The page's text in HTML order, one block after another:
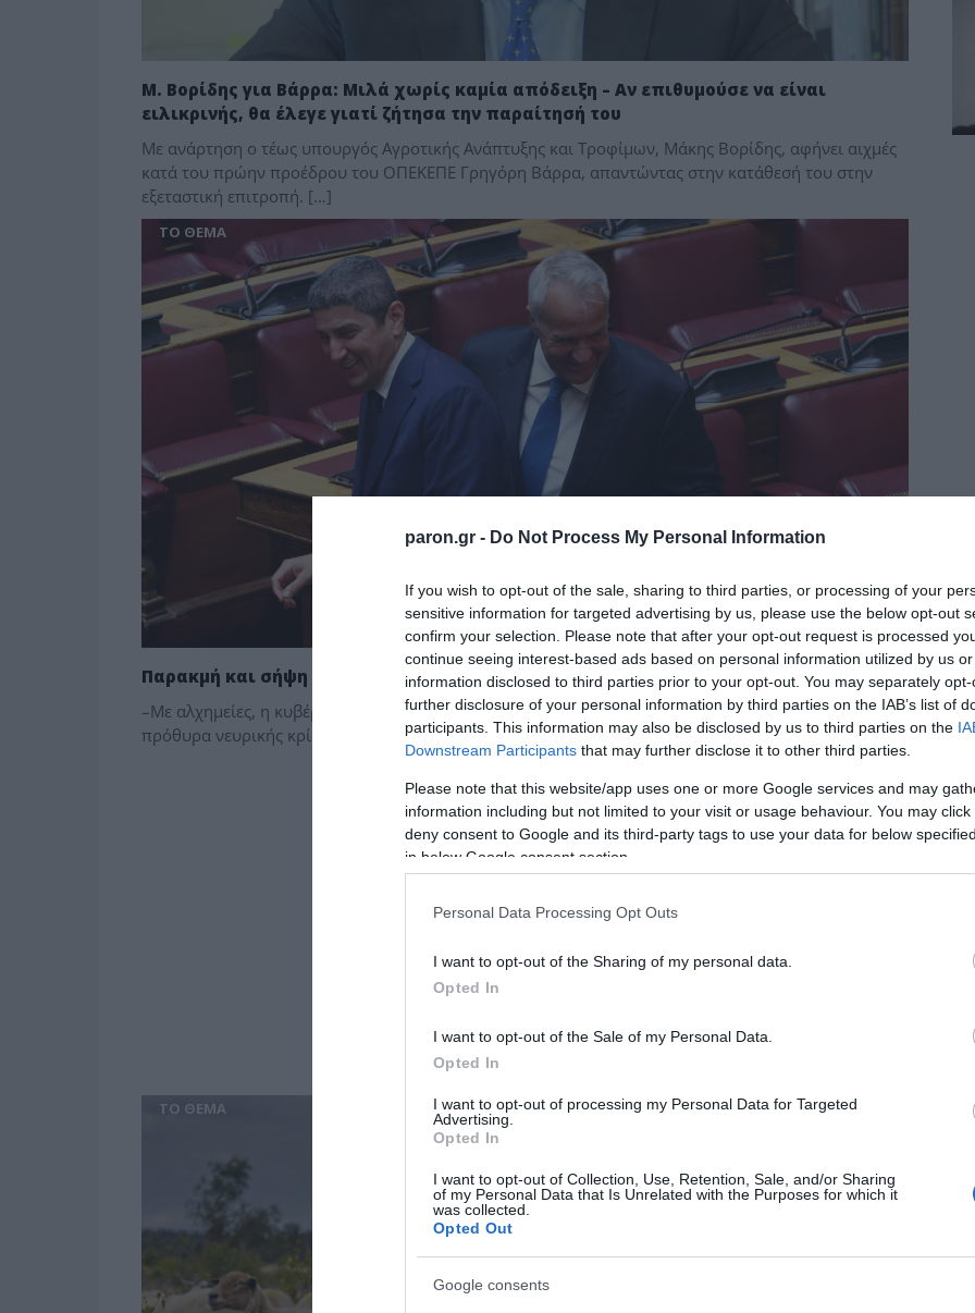
paron.gr - Do Not Process My Personal Information
If you wish to opt-out of the sale, sharing to third parties, or processing of your
sensitive information for targeted advertising by us, please use the below opt-out
confirm your selection. Please note that after your opt-out request is processed
continue seeing interest-based ads based on personal information utilized by us
information disclosed to third parties prior to your opt-out. You may separately
further disclosure of your personal information by third parties on the IAB’s list of
participants. This information may also be disclosed by us to third parties on the
Downstream Participants that may further disclose it to other third parties.
Please note that this website/app uses one or more Google services and may
information including but not limited to your visit or usage behaviour. You may
deny consent to Google and its third-party tags to use your data for below
in below Google consent section.
Personal Data Processing Opt Outs
I want to opt-out of the Sharing of my personal data.
Opted In
I want to opt-out of the Sale of my Personal Data.
Opted In
I want to opt-out of processing my Personal Data for Targeted
Advertising.
Opted In
I want to opt-out of Collection, Use, Retention, Sale, and/or Sharing
of my Personal Data that Is Unrelated with the Purposes for which it
was collected.
Opted Out
Google consents
Μ. Βορίδης για Βάρρα: Μιλά χωρίς καμία απόδειξη – Αν επιθυμούσε να είναι
ειλικρινής, θα έλεγε γιατί ζήτησα την παραίτησή του
Με ανάρτηση ο τέως υπουργός Αγροτικής Ανάπτυξης και Τροφίμων, Μάκης Βορίδης, αφήνει αιχμές
κατά του πρώην προέδρου του ΟΠΕΚΕΠΕ Γρηγόρη Βάρρα, απαντώντας στην κατάθεσή του στην
εξεταστική επιτροπή. […]
ΤΟ ΘΕΜΑ
Παρακμή και σήψη – Κλίμα οργής στην κοινωνία για το κουκούλωμα των σκανδάλων
–Με αλχημείες, η κυβέρνηση ενταφιάζει τις ευθύνες Βορίδη και Αυγενάκη για τον ΟΠΕΚΕΠΕ –Στα
πρόθυρα νευρικής κρίσης οι βουλευτές της Νέας Δημοκρατίας Η κυβέρνηση Μητσοτάκη […]
ΤΟ ΘΕΜΑ